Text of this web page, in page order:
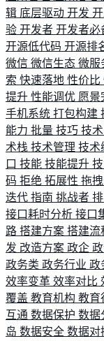
辑 底层驱动 开发
验 开发者 开发者必
开源低代码 开源排
微信 微信生态 微服
索 快速落地 性价比
提升 性能调优 愿景
手机系统 打包构建
能力 批量 技巧 技术
术栈 技术管理 技术
口 技能 技能提升
码 拒绝 拓展性 拖
迭代 指南 挑战者
接口耗时分析 接口
路 搭建方案 搭建流
发 改造方案 政企
政务类 政务行业 政
效率变革 效率对比
覆盖 教育机构 教育
互通 数据保护 数据
岛 数据安全 数据对